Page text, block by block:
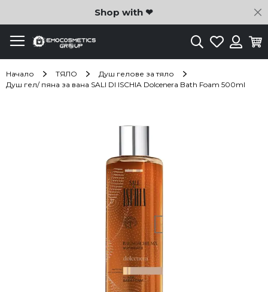
Shop with ❤
ТърсенеЛюбими
Начало ТЯЛО
Душ гелове за тяло
Душ гел/ пяна за вана SALI DI ISCHIA Dolcenera Bath Foam 500ml